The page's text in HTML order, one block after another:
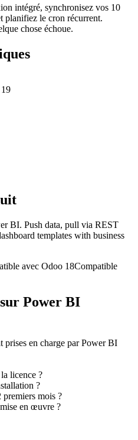
intégré, synchronisez vos 10
planifiez le cron récurrent.
chose échoue.
BI. Push data, pull via REST
templates with business
avec Odoo 18Compatible
Power BI
prises en charge par Power BI
licence ?
?
premiers mois ?
en œuvre ?